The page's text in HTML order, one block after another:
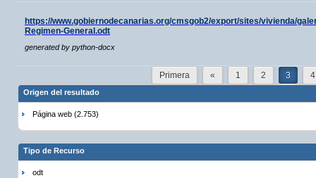
https://www.gobiernodecanarias.org/cmsgob2/export/sites/vivienda/
Regimen-General.odt
generated by python-docx
Primera « 1 2 3 4
Origen del resultado
Página web (2.753)
Tipo de Recurso
odt